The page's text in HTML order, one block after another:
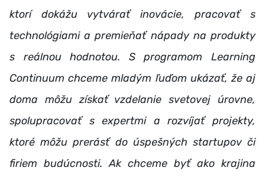
ktorí dokážu vytvárať inovácie, pracovať s
technológiami a premieňať nápady na produkty
s reálnou hodnotou. S programom Learning
Continuum chceme mladým ľuďom ukázať, že aj
doma môžu získať vzdelanie svetovej úrovne,
spolupracovať s expertmi a rozvíjať projekty,
ktoré môžu prerásť do úspešných startupov či
firiem budúcnosti. Ak chceme byť ako krajina